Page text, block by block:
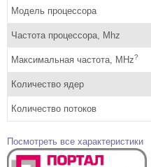
Модель процессора
Частота процессора, Mhz
Максимальная частота, MHz?
Количество ядер
Количество потоков
Посмотреть все характеристики